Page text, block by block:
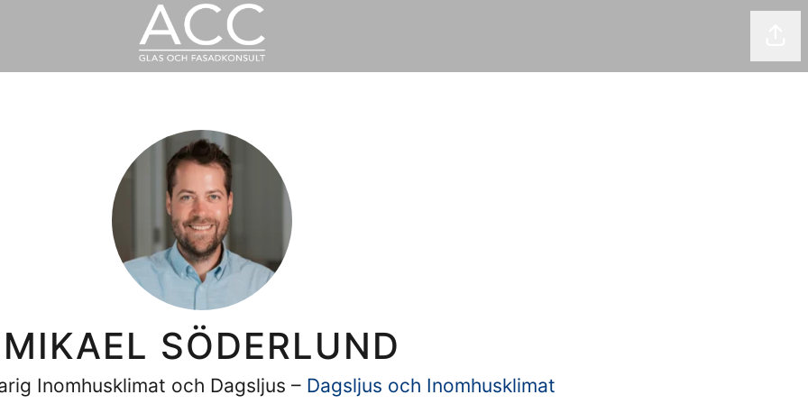
MIKAEL SÖDERLUND
Inomhusklimat och Dagsljus – Dagsljus och Inomhusklimat